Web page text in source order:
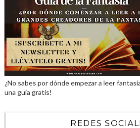
¿No sabes por dónde empezar a leer
una guía gratis!
REDES